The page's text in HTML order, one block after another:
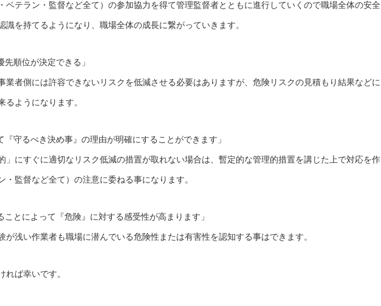
ベテラン・監督など全て）の参加協力を得て管理監督者とともに進行していくので職場全体の安全
識を持てるようになり、職場全体の成長に繋がっていきます。
順位が決定できる」
業者側には許容できないリスクを低減させる必要はありますが、危険リスクの見積もり結果などに
るようになります。
守るべき決め事』の理由が明確にすることができます」
」にすぐに適切なリスク低減の措置が取れない場合は、暫定的な管理的措置を講じた上で対応を作
監督など全て）の注意に委ねる事になります。
とによって『危険』に対する感受性が高まります」
が浅い作業者も職場に潜んでいる危険性または有害性を認知する事はできます。
れば幸いです。